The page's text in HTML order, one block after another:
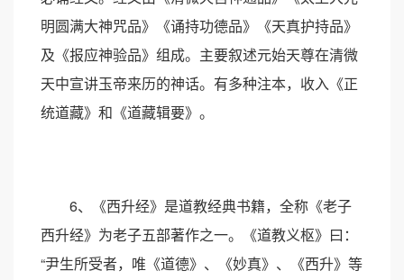
明圆满大神咒品》《诵持功德品》《天真护持品》
及《报应神验品》组成。主要叙述元始天尊在清微
天中宣讲玉帝来历的神话。有多种注本，收入《正
统道藏》和《道藏辑要》。
6、《西升经》是道教经典书籍，全称《老子
西升经》为老子五部著作之一。《道教义枢》曰：
“尹生所受者，唯《道德》、《妙真》、《西升》等